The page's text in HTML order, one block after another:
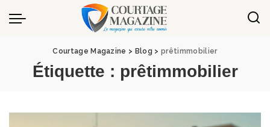
Panneau de gestion des cookies
Courtage Magazine > Blog >prêtimmobilier
Étiquette : prêtimmobilier